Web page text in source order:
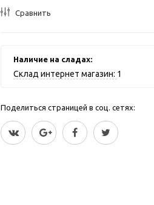
Сравнить
Наличие на сладах:
Склад интернет магазин: 1
Поделиться страницей в соц. сетях: